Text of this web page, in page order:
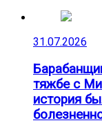
31.07.2026
тяжбе с
история